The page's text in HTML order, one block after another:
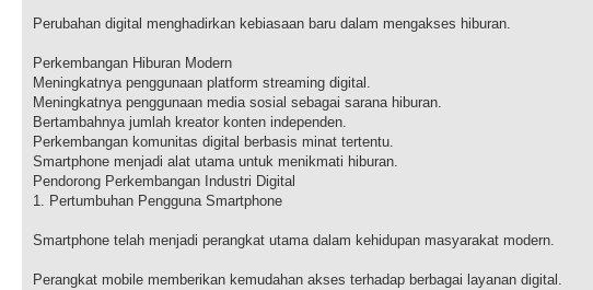
Perubahan digital menghadirkan kebiasaan baru dalam mengakses hiburan.
Perkembangan Hiburan Modern
Meningkatnya penggunaan platform streaming digital.
Meningkatnya penggunaan media sosial sebagai sarana hiburan.
Bertambahnya jumlah kreator konten independen.
Perkembangan komunitas digital berbasis minat tertentu.
Smartphone menjadi alat utama untuk menikmati hiburan.
Pendorong Perkembangan Industri Digital
1. Pertumbuhan Pengguna Smartphone
Smartphone telah menjadi perangkat utama dalam kehidupan masyarakat modern.
Perangkat mobile memberikan kemudahan akses terhadap berbagai layanan digital.